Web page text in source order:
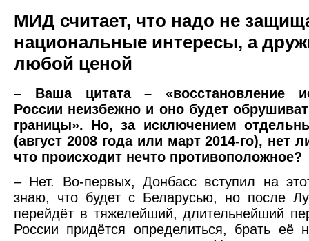
МИД считает, что надо не
национальные интересы, а
любой ценой
– Ваша цитата – «восстановление
России неизбежно и оно будет
границы». Но, за исключением
(август 2008 года или март 2014-го), нет
что происходит нечто противоположное?
– Нет. Во-первых, Донбасс вступил на
знаю, что будет с Беларусью, но после
перейдёт в тяжелейший, длительнейший
России придётся определиться, брать её